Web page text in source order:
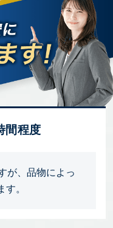
間程度
が、品物によっ
。